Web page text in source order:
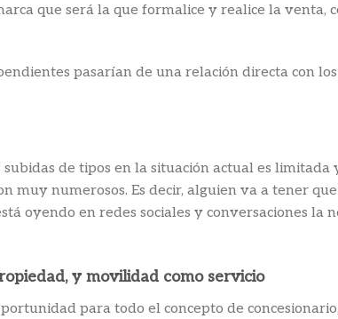
que será la que formalice y realice la venta,
pasarían de una relación directa con
de tipos en la situación actual es
muy numerosos. Es decir, alguien va a tener
oyendo en redes sociales y conversaciones la
y movilidad como servicio
para todo el concepto de